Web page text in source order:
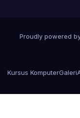
Proudly powered
Kursus KomputerGaleri